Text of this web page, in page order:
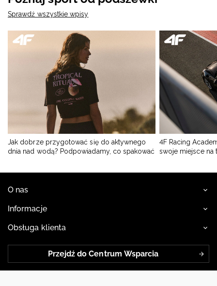
Sprawdź wszystkie wpisy
Jak dobrze przygotować się do aktywnego
dnia nad wodą? Podpowiadamy, co spakować
4F Racing
swoje miejsce na
O nas
Informacje
Obsługa klienta
Przejdź do Centrum Wsparcia